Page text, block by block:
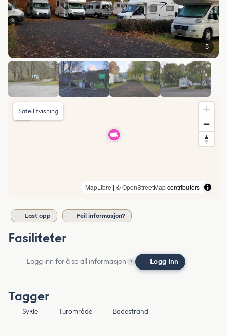
5
MapLibre | ©OpenStreetMapcontributors
Satellitvisning
Last opp Feil informasjon?
Fasiliteter
Logg inn for å se all informasjon ? Logg Inn
Tagger
Sykle Turområde Badestrand